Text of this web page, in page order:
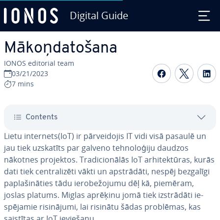
Digital Guide
Mā­koņ­da­to­ša­na
IONOS editorial team
03/21/2023
7 mins
Share on
Contents
Lietu internets(IoT) ir pār­vei­do­jis IT vidi visā pasaulē un
jau tiek uzskatīts par galveno teh­no­lo­ģi­ju daudzos
nākotnes projektos. Tra­di­cio­nā­lās IoT ar­hi­tek­tū­ras, kurās
dati tiek cen­tra­li­zē­ti vākti un ap­strā­dā­ti, nespēj bezgalīgi
pa­pla­ši­nā­ties tādu ie­ro­be­žo­ju­mu dēļ kā, piemēram,
joslas platums. Miglas aprēķinu jomā tiek iz­strā­dā­ti ie­
spē­ja­mie ri­si­nā­ju­mi, lai risinātu šādas problēmas, kas